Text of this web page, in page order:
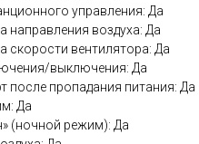
управления: Да
направления воздуха: Да
скорости вентилятора: Да
выключения: Да
после пропадания питания: Да
Да
(ночной режим): Да